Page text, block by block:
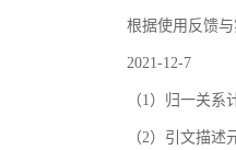
根据使用反馈
2021-12-7
（1）归一关系
（2）引文描述